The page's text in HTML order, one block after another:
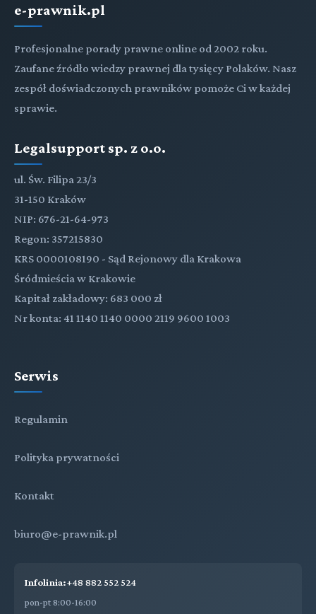
e-prawnik.pl
Profesjonalne porady prawne online od 2002 roku.
Zaufane źródło wiedzy prawnej dla tysięcy Polaków. Nasz
zespół doświadczonych prawników pomoże Ci w każdej
sprawie.
Legalsupport sp. z o.o.
ul. Św. Filipa 23/3
31-150 Kraków
NIP: 676-21-64-973
Regon: 357215830
KRS 0000108190 - Sąd Rejonowy dla Krakowa
Śródmieścia w Krakowie
Kapitał zakładowy: 683 000 zł
Nr konta: 41 1140 1140 0000 2119 9600 1003
Serwis
Regulamin
Polityka prywatności
Kontakt
biuro@e-prawnik.pl
Infolinia:+48 882 552 524
pon-pt 8:00-16:00